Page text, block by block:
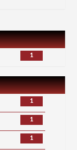
1
1
1
1